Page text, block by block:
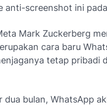
anti-screenshot ini
Mark Zuckerberg
cara baru
tetap pribadi
dua bulan, WhatsApp